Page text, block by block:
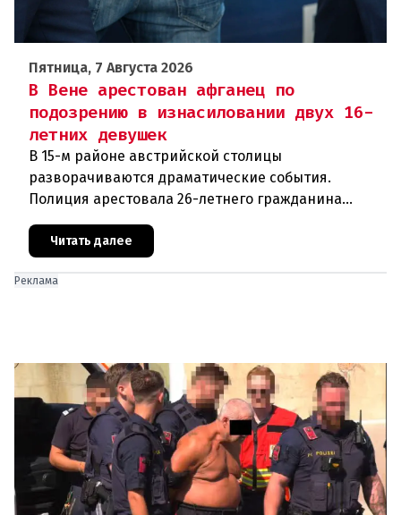
Пятница, 7 Августа 2026
В Вене арестован афганец по
подозрению в изнасиловании двух 16-
летних девушек
В 15-м районе австрийской столицы
разворачиваются драматические события.
Полиция арестовала 26-летнего гражданина
Афганистана по подозрению в изнасиловании
двух 16-летних девушек.Вызов полиции и задер
Читать далее
Реклама